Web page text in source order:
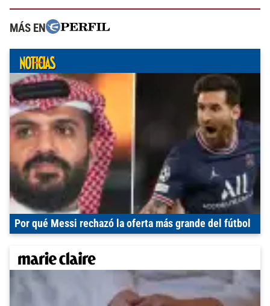
MÁS EN
Por qué Messi rechazó la oferta más grande del fútbol